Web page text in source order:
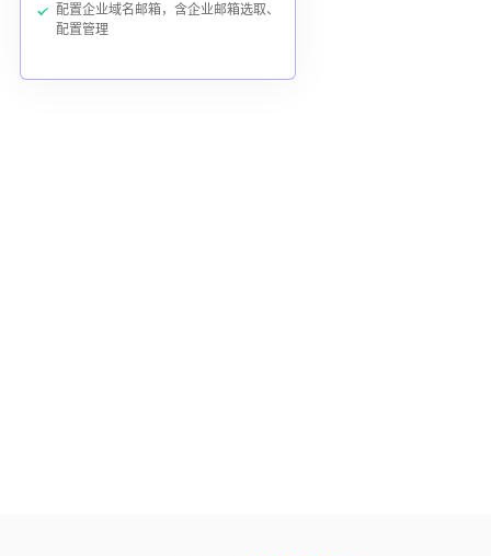
配置企业域名邮箱，含企业邮箱选取、
配置管理